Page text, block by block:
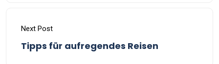
Next Post
Tipps für aufregendes Reisen